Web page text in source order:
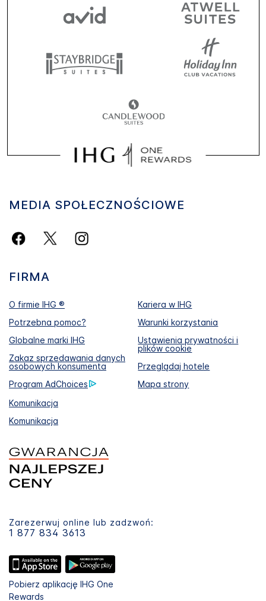
MEDIA SPOŁECZNOŚCIOWE
FIRMA
O firmie IHG ®
Kariera w IHG
Potrzebna pomoc?
Warunki korzystania
Globalne marki IHG
Ustawienia prywatności i
plików cookie
Zakaz sprzedawania danych
osobowych konsumenta
Przeglądaj hotele
Program AdChoices
Mapa strony
Komunikacja
Komunikacja
Zarezerwuj online lub zadzwoń:
1 877 834 3613
Pobierz aplikację IHG One
Rewards